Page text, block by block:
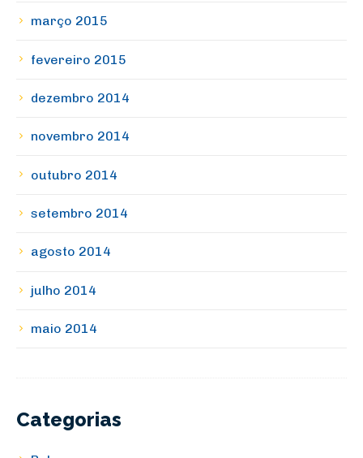
março 2015
fevereiro 2015
dezembro 2014
novembro 2014
outubro 2014
setembro 2014
agosto 2014
julho 2014
maio 2014
Categorias